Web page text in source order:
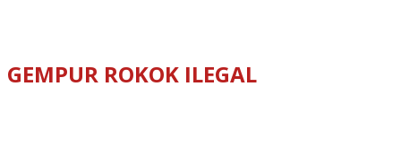
GEMPUR ROKOK ILEGAL